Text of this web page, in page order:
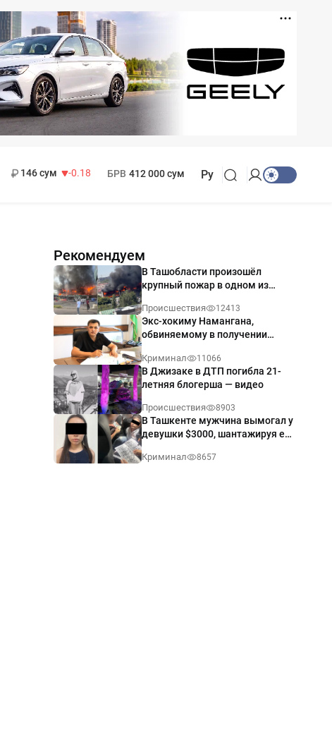
146 сум
-0.18
БРВ 412 000 сум Ру
Рекомендуем
В Ташобласти произошёл
крупный пожар в одном из
Происшествия 12413
Экс-хокиму Намангана,
обвиняемому в получении
приговор
Криминал 11066
В Джизаке в ДТП погибла 21-
летняя блогерша — видео
Происшествия 8903
В Ташкенте мужчина вымогал у
девушки $3000, шантажируя её
Криминал 8657